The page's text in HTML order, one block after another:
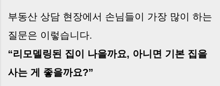
부동산 상담 현장에서 손님들이 가장 많이 하는
질문은 이렇습니다.
“리모델링된 집이 나을까요, 아니면 기본 집을
사는 게 좋을까요?”